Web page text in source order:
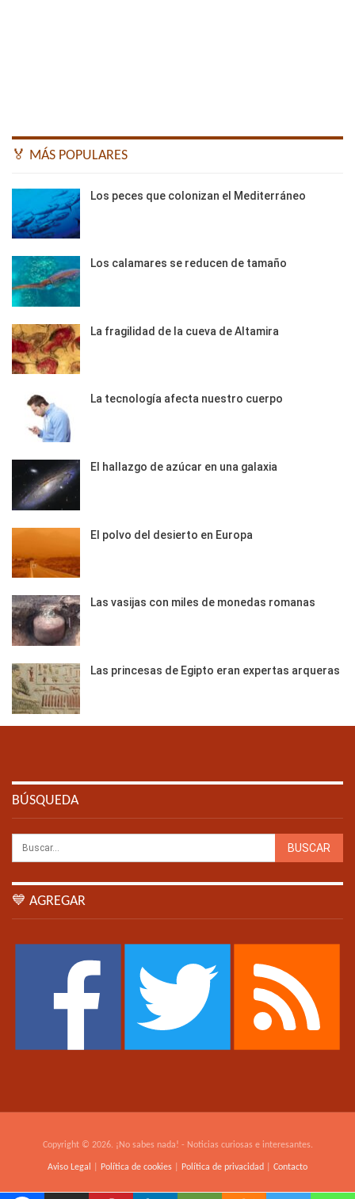
🏅 MÁS POPULARES
Los peces que colonizan el Mediterráneo
Los calamares se reducen de tamaño
La fragilidad de la cueva de Altamira
La tecnología afecta nuestro cuerpo
El hallazgo de azúcar en una galaxia
El polvo del desierto en Europa
Las vasijas con miles de monedas romanas
Las princesas de Egipto eran expertas arqueras
BÚSQUEDA
💙 AGREGAR
Copyright © 2026. ¡No sabes nada! - Noticias curiosas e interesantes.
Aviso Legal Política de cookies Política de privacidad Contacto